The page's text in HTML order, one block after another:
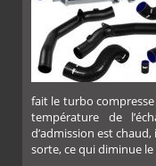
fait le turbo
température de
d’admission est
sorte, ce qui diminue